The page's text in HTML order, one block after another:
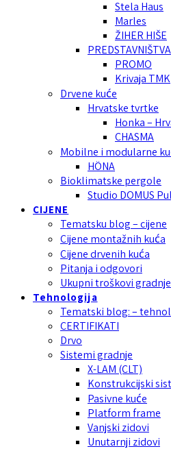
Stela Haus
Marles
ŽIHER HIŠE
PREDSTAVNIŠTVA
PROMO
Krivaja TMK
Drvene kuće
Hrvatske tvrtke
Honka –
CHASMA
Mobilne i modularne
HÖNA
Bioklimatske pergole
Studio DOMUS
CIJENE
Tematsku blog – cijene
Cijene montažnih kuća
Cijene drvenih kuća
Pitanja i odgovori
Ukupni troškovi gradnje
Tehnologija
Tematski blog: –
CERTIFIKATI
Drvo
Sistemi gradnje
X-LAM (CLT)
Konstrukcijski
Pasivne kuće
Platform frame
Vanjski zidovi
Unutarnji zidovi